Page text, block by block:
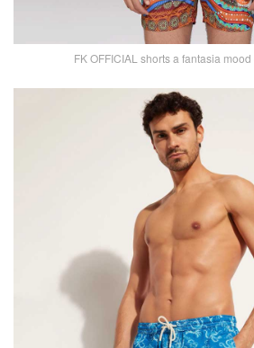
FK OFFICIAL shorts a fantasia